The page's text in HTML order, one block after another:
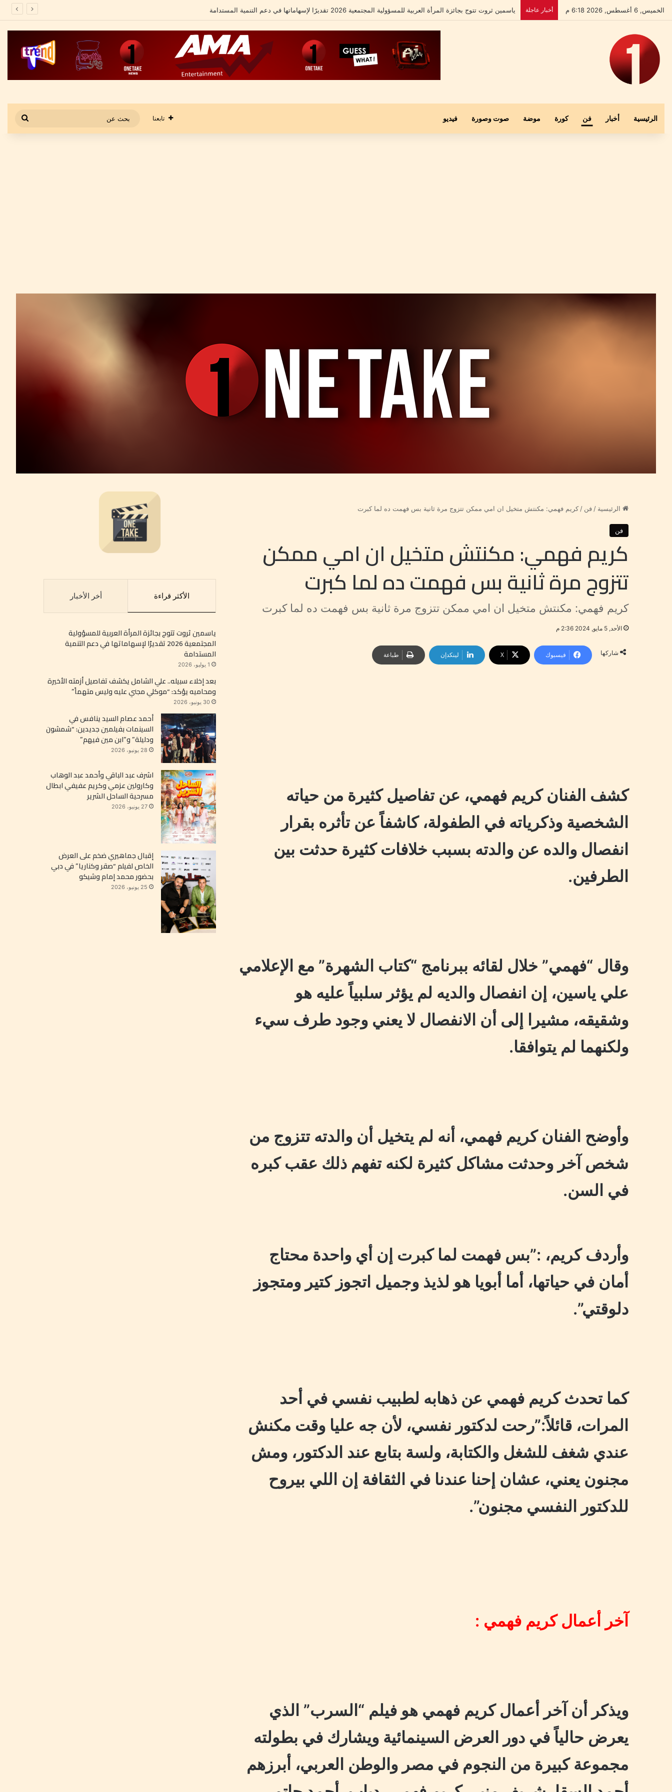
الخميس, 6 أغسطس, 2026 6:18 م أخبار عاجلة بعد إخلاء سبيله.. علي الشامل يكشف تفاصيل أزمته الأخيرة ومحاميه يؤكد: “موكلي مجني عليه وليس متهماً”
الرئيسية أخبار فن كورة موضة صوت وصورة فيديو تابعنا
عن
الرئيسية / فن / كريم فهمي: مكنتش متخيل ان امي ممكن تتزوج مرة ثانية بس فهمت ده لما كبرت
فن
كريم فهمي: مكنتش متخيل ان امي ممكن
تتزوج مرة ثانية بس فهمت ده لما كبرت
كريم فهمي: مكنتش متخيل ان امي ممكن تتزوج مرة ثانية بس فهمت ده لما كبرت
الأحد, 5 مايو, 2024 2:36 م
شاركها فيسبوك ‫X لينكدإن طباعة
كشف الفنان كريم فهمي، عن تفاصيل كثيرة من حياته
الشخصية وذكرياته في الطفولة، كاشفاً عن تأثره بقرار
انفصال والده عن والدته بسبب خلافات كثيرة حدثت بين
الطرفين.
وقال “فهمي” خلال لقائه ببرنامج “كتاب الشهرة” مع الإعلامي
علي ياسين، إن انفصال والديه لم يؤثر سلبياً عليه هو
وشقيقه، مشيرا إلى أن الانفصال لا يعني وجود طرف سيء
ولكنهما لم يتوافقا.
وأوضح الفنان كريم فهمي، أنه لم يتخيل أن والدته تتزوج من
شخص آخر وحدثت مشاكل كثيرة لكنه تفهم ذلك عقب كبره
في السن.
وأردف كريم، :”بس فهمت لما كبرت إن أي واحدة محتاج
أمان في حياتها، أما أبويا هو لذيذ وجميل اتجوز كتير ومتجوز
دلوقتي”.
كما تحدث كريم فهمي عن ذهابه لطبيب نفسي في أحد
المرات، قائلاً:”رحت لدكتور نفسي، لأن جه عليا وقت مكنش
عندي شغف للشغل والكتابة، ولسة بتابع عند الدكتور، ومش
مجنون يعني، عشان إحنا عندنا في الثقافة إن اللي بيروح
للدكتور النفسي مجنون”.
آخر أعمال كريم فهمي :
ويذكر أن آخر أعمال كريم فهمي هو فيلم “السرب” الذي
يعرض حالياً في دور العرض السينمائية ويشارك في بطولته
مجموعة كبيرة من النجوم في مصر والوطن العربي، أبرزهم
الأكثر قراءة أخر الأخبار
ياسمين ثروت تتوج بجائزة المرأة العربية للمسؤولية
المجتمعية 2026 تقديرًا لإسهاماتها في دعم التنمية
المستدامة
1 يوليو، 2026
بعد إخلاء سبيله.. علي الشامل يكشف تفاصيل أزمته الأخيرة
ومحاميه يؤكد: “موكلي مجني عليه وليس متهماً”
30 يونيو، 2026
أحمد عصام السيد ينافس في
السينمات بفيلمين جديدين: “شمشون
ودليلة” و”ابن مين فيهم”
28 يونيو، 2026
اشرف عبد الباقي وأحمد عبد الوهاب
وكارولين عزمي وكريم عفيفي ابطال
مسرحية الساحل الشرير
27 يونيو، 2026
إقبال جماهيري ضخم على العرض
الخاص لفيلم “صقر وكناريا” في دبي
بحضور محمد إمام وشيكو
25 يونيو، 2026